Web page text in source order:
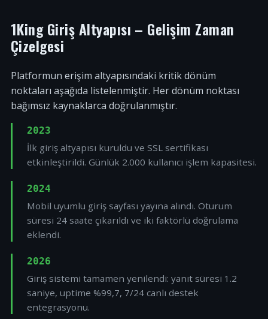
1King Giriş Altyapısı – Gelişim Zaman
Çizelgesi
Platformun erişim altyapısındaki kritik dönüm
noktaları aşağıda listelenmiştir. Her dönüm noktası
bağımsız kaynaklarca doğrulanmıştır.
2023
İlk giriş altyapısı kuruldu ve SSL sertifikası
etkinleştirildi. Günlük 2.000 kullanıcı işlem kapasitesi.
2024
Mobil uyumlu giriş sayfası yayına alındı. Oturum
süresi 24 saate çıkarıldı ve iki faktörlü doğrulama
eklendi.
2026
Giriş sistemi tamamen yenilendi: yanıt süresi 1.2
saniye, uptime %99,7, 7/24 canlı destek
entegrasyonu.